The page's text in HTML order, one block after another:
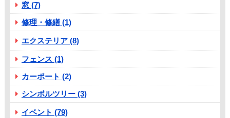
窓 (7)
修理・修繕 (1)
エクステリア (8)
フェンス (1)
カーポート (2)
シンボルツリー (3)
イベント (79)